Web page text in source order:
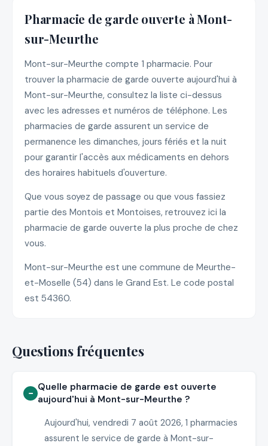
Pharmacie de garde ouverte à Mont-
sur-Meurthe
Mont-sur-Meurthe compte 1 pharmacie. Pour
trouver la pharmacie de garde ouverte aujourd'hui à
Mont-sur-Meurthe, consultez la liste ci-dessus
avec les adresses et numéros de téléphone. Les
pharmacies de garde assurent un service de
permanence les dimanches, jours fériés et la nuit
pour garantir l'accès aux médicaments en dehors
des horaires habituels d'ouverture.
Que vous soyez de passage ou que vous fassiez
partie des Montois et Montoises, retrouvez ici la
pharmacie de garde ouverte la plus proche de chez
vous.
Mont-sur-Meurthe est une commune de Meurthe-
et-Moselle (54) dans le Grand Est. Le code postal
est 54360.
Questions fréquentes
Quelle pharmacie de garde est ouverte
aujourd'hui à Mont-sur-Meurthe ?
Aujourd'hui, vendredi 7 août 2026, 1 pharmacies
assurent le service de garde à Mont-sur-